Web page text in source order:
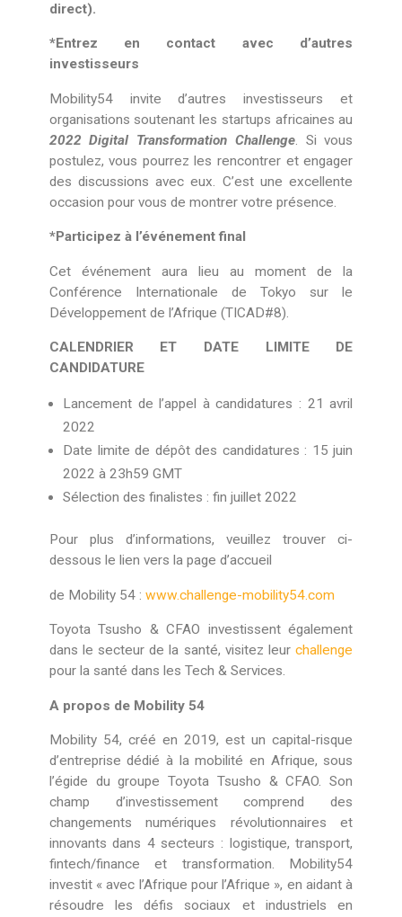
direct).
*Entrez en contact avec d’autres
investisseurs
Mobility54 invite d’autres investisseurs et
organisations soutenant les startups africaines au
2022 Digital Transformation Challenge. Si vous
postulez, vous pourrez les rencontrer et engager
des discussions avec eux. C’est une excellente
occasion pour vous de montrer votre présence.
*Participez à l’événement final
Cet événement aura lieu au moment de la
Conférence Internationale de Tokyo sur le
Développement de l’Afrique (TICAD#8).
CALENDRIER ET DATE LIMITE DE
CANDIDATURE
Lancement de l’appel à candidatures : 21 avril
2022
Date limite de dépôt des candidatures : 15 juin
2022 à 23h59 GMT
Sélection des finalistes : fin juillet 2022
Pour plus d’informations, veuillez trouver ci-
dessous le lien vers la page d’accueil
de Mobility 54 : www.challenge-mobility54.com
Toyota Tsusho & CFAO investissent également
dans le secteur de la santé, visitez leurchallenge
pour la santé dans les Tech & Services.
A propos de Mobility 54
Mobility 54, créé en 2019, est un capital-risque
d’entreprise dédié à la mobilité en Afrique, sous
l’égide du groupe Toyota Tsusho & CFAO. Son
champ d’investissement comprend des
changements numériques révolutionnaires et
innovants dans 4 secteurs : logistique, transport,
fintech/finance et transformation. Mobility54
investit « avec l’Afrique pour l’Afrique », en aidant à
résoudre les défis sociaux et industriels en